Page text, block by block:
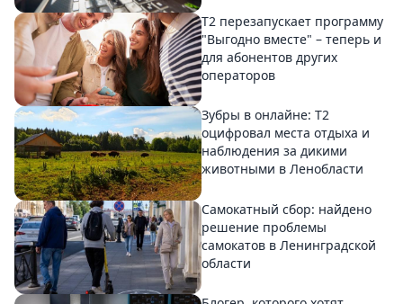
Т2 перезапускает программу
"Выгодно вместе" – теперь и
для абонентов других
операторов
Зубры в онлайне: Т2
оцифровал места отдыха и
наблюдения за дикими
животными в Ленобласти
Самокатный сбор: найдено
решение проблемы
самокатов в Ленинградской
области